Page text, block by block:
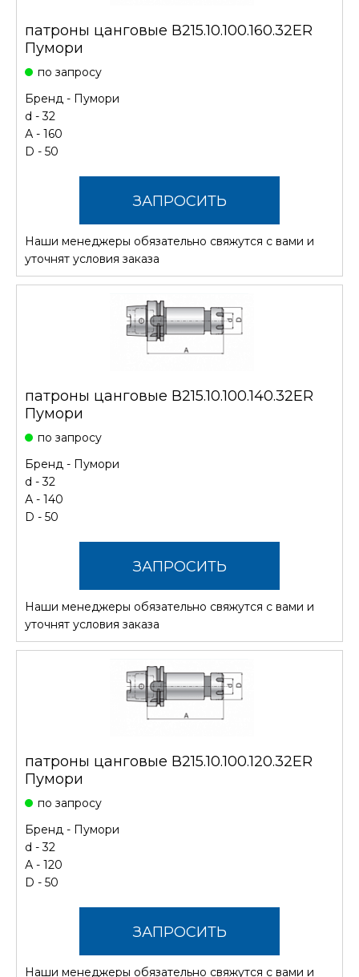
патроны цанговые В215.10.100.160.32ER
Пумори
по запросу
Бренд - Пумори
d - 32
А - 160
D - 50
ЗАПРОСИТЬ
СТОИМОСТЬ
Наши менеджеры обязательно свяжутся с вами и
уточнят условия заказа
патроны цанговые В215.10.100.140.32ER
Пумори
по запросу
Бренд - Пумори
d - 32
А - 140
D - 50
ЗАПРОСИТЬ
СТОИМОСТЬ
Наши менеджеры обязательно свяжутся с вами и
уточнят условия заказа
патроны цанговые В215.10.100.120.32ER
Пумори
по запросу
Бренд - Пумори
d - 32
А - 120
D - 50
ЗАПРОСИТЬ
Наши менеджеры обязательно свяжутся с вами и